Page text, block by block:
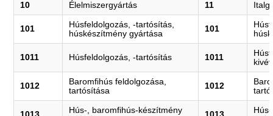
10 Élelmiszergyártás 11
101
Húsfeldolgozás, -tartósítás,
húskészítmény gyártása
101
1011 Húsfeldolgozás, -tartósítás 1011
1012
Baromfihús feldolgozása,
tartósítása
1012
Hús-, baromfihús-készítmény